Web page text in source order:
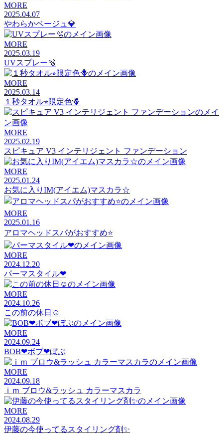
MORE
2025.04.07
やわらかベージュ💎
MORE
2025.03.19
UVスプレー🫧
MORE
2025.03.14
１秒タオル⭐︎限定色🪻
MORE
2025.02.19
スピキュア V3 インテリジェント ファンデーション
MORE
2025.01.24
お気に入りIM(アイエム)マスカラ☆
MORE
2025.01.16
アロマヘッドスパがおすすめ⭐️
MORE
2024.12.20
パーマスタイル❤︎
MORE
2024.10.26
この前の休日☺️
MORE
2024.09.24
BOB❤︎ボブ❤︎ぼぶ
MORE
2024.09.18
ｉｍ ブロウ&ラッシュ カラーマスカラ
MORE
2024.08.29
伊藤の今使ってるスタイリング剤✨